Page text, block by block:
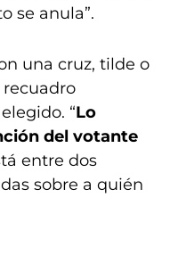
se anula”.
una cruz, tilde o
“Lo
del votante
entre dos
sobre a quién